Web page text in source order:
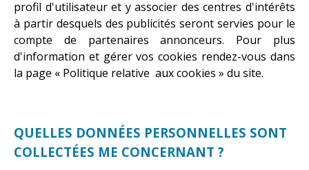
profil d'utilisateur et y associer des centres d'intérêts
à partir desquels des publicités seront servies pour le
compte de partenaires annonceurs. Pour plus
d'information et gérer vos cookies rendez-vous dans
la page « Politique relative aux cookies » du site.
QUELLES DONNÉES PERSONNELLES SONT
COLLECTÉES ME CONCERNANT ?